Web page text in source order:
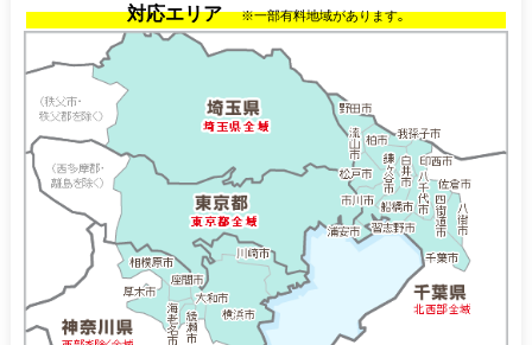
対応エリア※一部有料地域があります。